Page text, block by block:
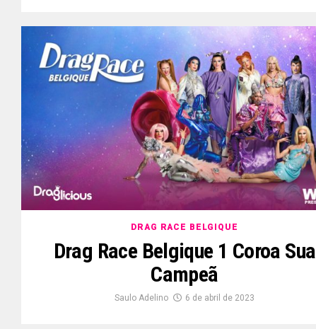
DRAG RACE BELGIQUE
Drag Race Belgique 1 Coroa Sua
Campeã
Saulo Adelino 6 de abril de 2023